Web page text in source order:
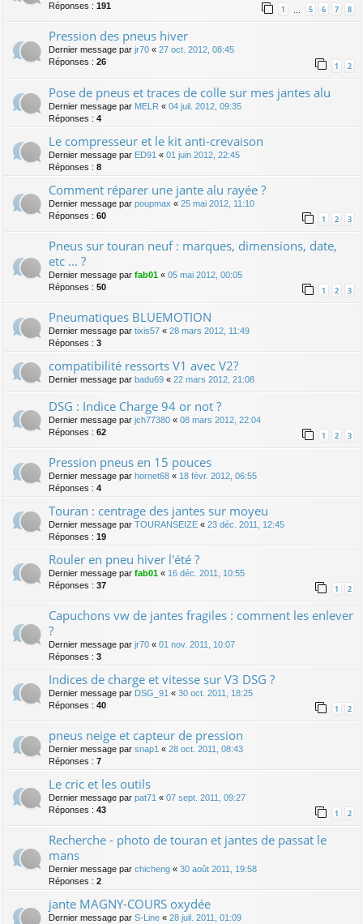
Réponses : 191 1 … 5 6 7 8
Pression des pneus hiver
Dernier message par jr70 « 27 oct. 2012, 08:45
Réponses : 26 1 2
Pose de pneus et traces de colle sur mes jantes alu
Dernier message par MELR « 04 juil. 2012, 09:35
Réponses : 4
Le compresseur et le kit anti-crevaison
Dernier message par ED91 « 01 juin 2012, 22:45
Réponses : 8
Comment réparer une jante alu rayée ?
Dernier message par poupmax « 25 mai 2012, 11:10
Réponses : 60 1 2 3
Pneus sur touran neuf : marques, dimensions, date,
etc ... ?
Dernier message par fab01 « 05 mai 2012, 00:05
Réponses : 50 1 2 3
Pneumatiques BLUEMOTION
Dernier message par tixis57 « 28 mars 2012, 11:49
Réponses : 3
compatibilité ressorts V1 avec V2?
Dernier message par badu69 « 22 mars 2012, 21:08
DSG : Indice Charge 94 or not ?
Dernier message par jch77380 « 08 mars 2012, 22:04
Réponses : 62 1 2 3
Pression pneus en 15 pouces
Dernier message par hornet68 « 18 févr. 2012, 06:55
Réponses : 4
Touran : centrage des jantes sur moyeu
Dernier message par TOURANSEIZE « 23 déc. 2011, 12:45
Réponses : 19
Rouler en pneu hiver l'été ?
Dernier message par fab01 « 16 déc. 2011, 10:55
Réponses : 37 1 2
Capuchons vw de jantes fragiles : comment les enlever
?
Dernier message par jr70 « 01 nov. 2011, 10:07
Réponses : 3
Indices de charge et vitesse sur V3 DSG ?
Dernier message par DSG_91 « 30 oct. 2011, 18:25
Réponses : 40 1 2
pneus neige et capteur de pression
Dernier message par snap1 « 28 oct. 2011, 08:43
Réponses : 7
Le cric et les outils
Dernier message par pat71 « 07 sept. 2011, 09:27
Réponses : 43 1 2
Recherche - photo de touran et jantes de passat le
mans
Dernier message par chicheng « 30 août 2011, 19:58
Réponses : 2
jante MAGNY-COURS oxydée
Dernier message par S-Line « 28 juil. 2011, 01:09